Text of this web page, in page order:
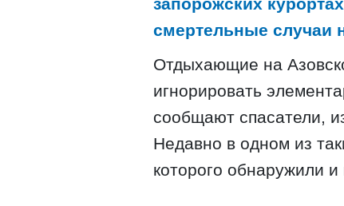
запорожских
смертельные случаи
Отдыхающие на
игнорировать
сообщают спасатели,
Недавно в одном из
которого обнаружили